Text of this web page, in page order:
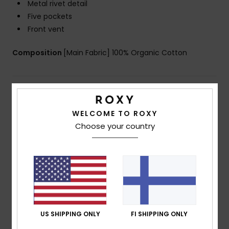
Metal rivet detail
Five pockets
Front vent
Composition [Main Fabric] 100% Organic Cotton
Shipping & Returns
Customer Reviews
Average Score
5.0
WELCOME TO ROXY
Choose your country
US SHIPPING ONLY FI SHIPPING ONLY